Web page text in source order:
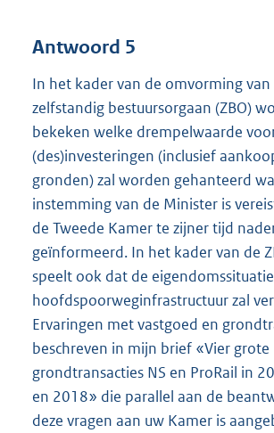
Antwoord 5
In het kader van de omvorming
zelfstandig bestuursorgaan (ZBO)
bekeken welke drempelwaarde
(des)investeringen (inclusief
gronden) zal worden gehanteerd
instemming van de Minister is
de Tweede Kamer te zijner tijd
geïnformeerd. In het kader van de
speelt ook dat de
hoofdspoorweginfrastructuur zal
Ervaringen met vastgoed en
beschreven in mijn brief «Vier grote
grondtransacties NS en ProRail in
en 2018» die parallel aan de
deze vragen aan uw Kamer is